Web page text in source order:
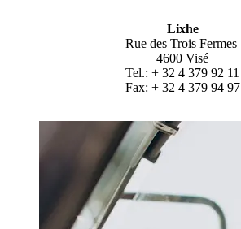
Lixhe
Rue des Trois Fermes
4600 Visé
Tel.: + 32 4 379 92 11
Fax: + 32 4 379 94 97